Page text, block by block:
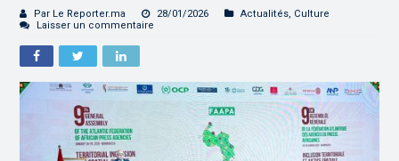
Par Le Reporter.ma 28/01/2026 Actualités, Culture
Laisser un commentaire